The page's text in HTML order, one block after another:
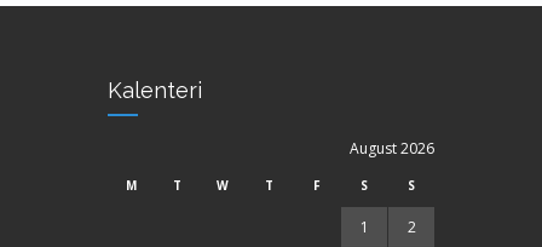
Kalenteri
August 2026
M T W T F S S
1
2